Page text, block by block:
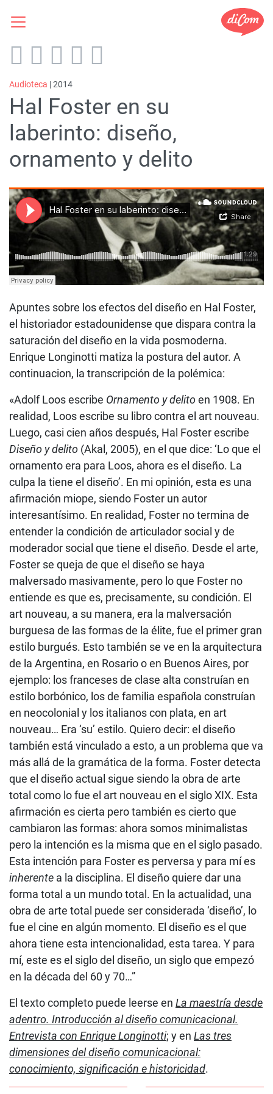
Audioteca | 2014
Hal Foster en su
laberinto: diseño,
ornamento y delito
Apuntes sobre los efectos del diseño en Hal Foster,
el historiador estadounidense que dispara contra la
saturación del diseño en la vida posmoderna.
Enrique Longinotti matiza la postura del autor. A
continuacion, la transcripción de la polémica:
«Adolf Loos escribe Ornamento y delitoen 1908. En
realidad, Loos escribe su libro contra el art nouveau.
Luego, casi cien años después, Hal Foster escribe
Diseño y delito (Akal, 2005), en el que dice: ‘Lo que el
ornamento era para Loos, ahora es el diseño. La
culpa la tiene el diseño’. En mi opinión, esta es una
afirmación miope, siendo Foster un autor
interesantísimo. En realidad, Foster no termina de
entender la condición de articulador social y de
moderador social que tiene el diseño. Desde el arte,
Foster se queja de que el diseño se haya
malversado masivamente, pero lo que Foster no
entiende es que es, precisamente, su condición. El
art nouveau, a su manera, era la malversación
burguesa de las formas de la élite, fue el primer gran
estilo burgués. Esto también se ve en la arquitectura
de la Argentina, en Rosario o en Buenos Aires, por
ejemplo: los franceses de clase alta construían en
estilo borbónico, los de familia española construían
en neocolonial y los italianos con plata, en art
nouveau… Era ‘su’ estilo. Quiero decir: el diseño
también está vinculado a esto, a un problema que va
más allá de la gramática de la forma. Foster detecta
que el diseño actual sigue siendo la obra de arte
total como lo fue el art nouveau en el siglo XIX. Esta
afirmación es cierta pero también es cierto que
cambiaron las formas: ahora somos minimalistas
pero la intención es la misma que en el siglo pasado.
Esta intención para Foster es perversa y para mí es
inherente a la disciplina. El diseño quiere dar una
forma total a un mundo total. En la actualidad, una
obra de arte total puede ser considerada ‘diseño’, lo
fue el cine en algún momento. El diseño es el que
ahora tiene esta intencionalidad, esta tarea. Y para
mí, este es el siglo del diseño, un siglo que empezó
en la década del 60 y 70…”
El texto completo puede leerse en La maestría desde
adentro. Introducción al diseño comunicacional.
Entrevista con Enrique Longinotti; y en Las tres
dimensiones del diseño comunicacional:
conocimiento, significación e historicidad.